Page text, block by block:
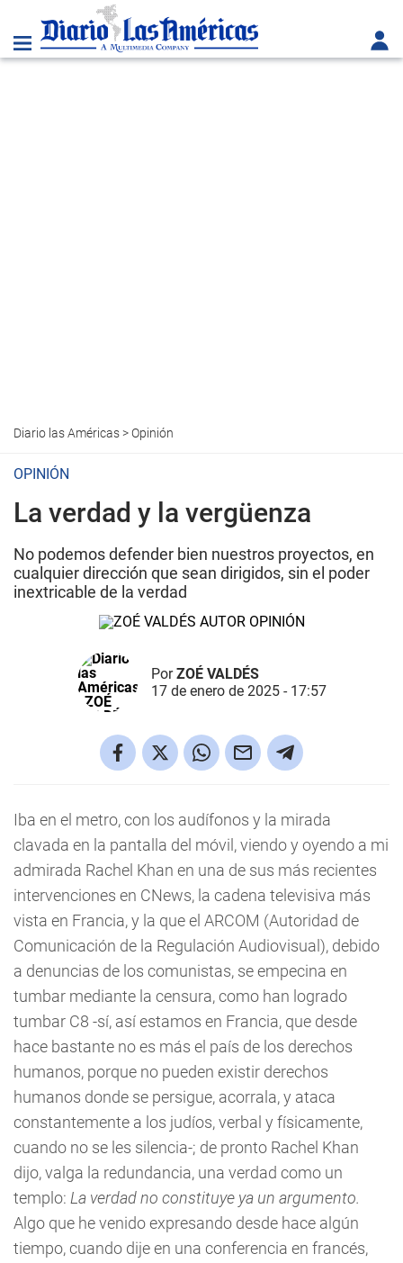
Diario las Américas>Opinión
OPINIÓN
La verdad y la vergüenza
No podemos defender bien nuestros proyectos, en
cualquier dirección que sean dirigidos, sin el poder
inextricable de la verdad
PorZOÉ VALDÉS
17 de enero de 2025 - 17:57
Iba en el metro, con los audífonos y la mirada
clavada en la pantalla del móvil, viendo y oyendo a mi
admirada Rachel Khan en una de sus más recientes
intervenciones en CNews, la cadena televisiva más
vista en Francia, y la que el ARCOM (Autoridad de
Comunicación de la Regulación Audiovisual), debido
a denuncias de los comunistas, se empecina en
tumbar mediante la censura, como han logrado
tumbar C8 -sí, así estamos en Francia, que desde
hace bastante no es más el país de los derechos
humanos, porque no pueden existir derechos
humanos donde se persigue, acorrala, y ataca
constantemente a los judíos, verbal y físicamente,
cuando no se les silencia-; de pronto Rachel Khan
dijo, valga la redundancia, una verdad como un
templo: La verdad no constituye ya un argumento.
Algo que he venido expresando desde hace algún
tiempo, cuando dije en una conferencia en francés,